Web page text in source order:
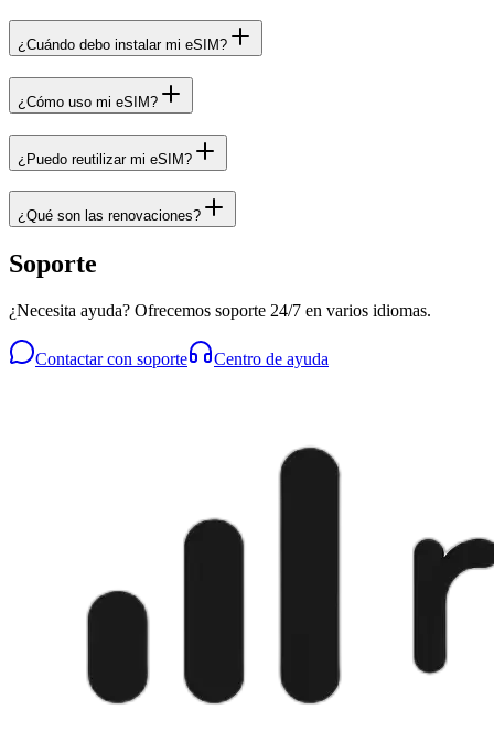
¿Cuándo debo instalar mi eSIM?
¿Cómo uso mi eSIM?
¿Puedo reutilizar mi eSIM?
¿Qué son las renovaciones?
Soporte
¿Necesita ayuda? Ofrecemos soporte 24/7 en varios idiomas.
Contactar con soporte Centro de ayuda